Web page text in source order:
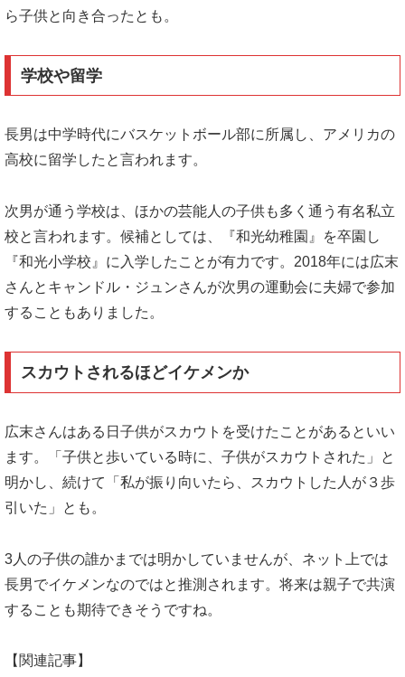
ら子供と向き合ったとも。
学校や留学
長男は中学時代にバスケットボール部に所属し、アメリカの
高校に留学したと言われます。
次男が通う学校は、ほかの芸能人の子供も多く通う有名私立
校と言われます。候補としては、『和光幼稚園』を卒園し
『和光小学校』に入学したことが有力です。2018年には広末
さんとキャンドル・ジュンさんが次男の運動会に夫婦で参加
することもありました。
スカウトされるほどイケメンか
広末さんはある日子供がスカウトを受けたことがあるといい
ます。「子供と歩いている時に、子供がスカウトされた」と
明かし、続けて「私が振り向いたら、スカウトした人が３歩
引いた」とも。
3人の子供の誰かまでは明かしていませんが、ネット上では
長男でイケメンなのではと推測されます。将来は親子で共演
することも期待できそうですね。
【関連記事】